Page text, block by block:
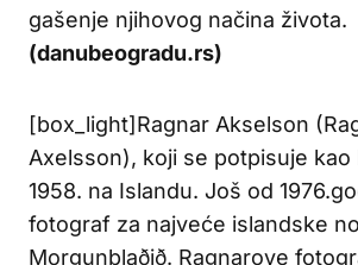
gašenje njihovog načina života.
(danubeogradu.rs)
[box_light]Ragnar Akselson
Axelsson), koji se potpisuje kao
1958. na Islandu. Još od
fotograf za najveće islandske
Morgunblaðið. Ragnarove